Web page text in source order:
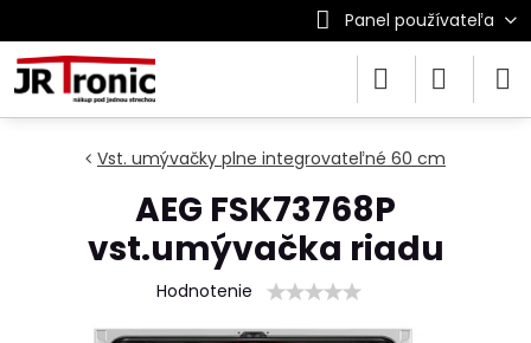
Panel používateľa
Vst. umývačky plne integrovateľné 60 cm
AEG FSK73768P
vst.umývačka riadu
Hodnotenie